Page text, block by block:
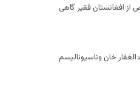
از افغانستان فقیر گاهی
خان وناسیونالیسم